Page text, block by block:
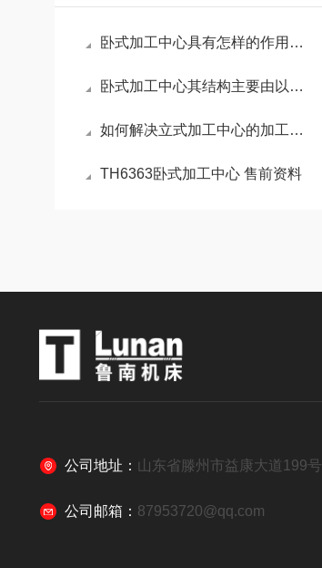
卧式加工中心具有怎样的作用呢？不妨看看下文
卧式加工中心其结构主要由以下几个部分组成
如何解决立式加工中心的加工精度差？
TH6363卧式加工中心 售前资料
公司地址： 山东省滕州市益康大道199号
公司邮箱： 87953720@qq.com